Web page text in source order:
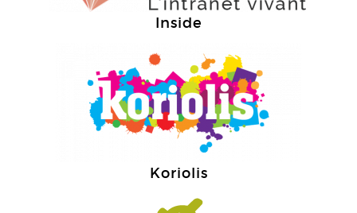
Inside
Koriolis